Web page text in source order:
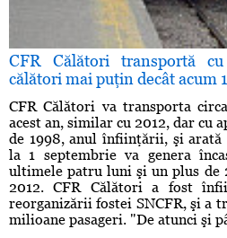
CFR Călători transportă
călători mai puţin decât acum
CFR Călători va transporta
acest an, similar cu 2012, dar cu
de 1998, anul înfiinţării, şi arată
la 1 septembrie va genera
ultimele patru luni şi un plus de
2012. CFR Călători a fost
reorganizării fostei SNCFR, şi a
milioane pasageri. "De atunci şi